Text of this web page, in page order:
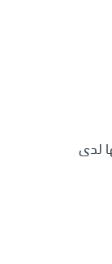
لدى